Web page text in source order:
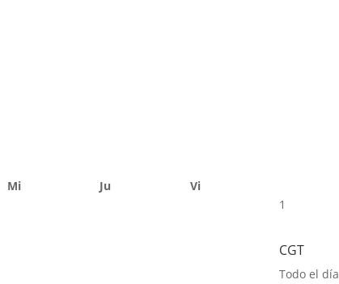
Mi Ju Vi
1
CGT
Todo el día